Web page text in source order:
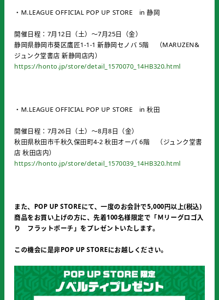
・M.LEAGUE OFFICIAL POP UP STORE in 静岡
開催日程：7月12日（土）～7月25日（金）
静岡県静岡市葵区鷹匠1-1-1 新静岡セノバ 5階 （MARUZEN&
ジュンク堂書店 新静岡店内）
https://honto.jp/store/detail_1570070_14HB320.html
・M.LEAGUE OFFICIAL POP UP STORE in 秋田
開催日程：7月26日（土）～8月8日（金）
秋田県秋田市千秋久保田町4-2 秋田オーパ 6階 （ジュンク堂書
店 秋田店内）
https://honto.jp/store/detail_1570039_14HB320.html
また、POP UP STOREにて、一度のお会計で5,000円以上(税込)
商品をお買い上げの方に、先着100名様限定で「Ｍリーグロゴ入
り フラットポーチ」をプレゼントいたします。
この機会に是非POP UP STOREにお越しください。